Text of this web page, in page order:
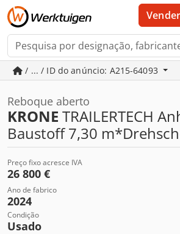
Vender
/ ... / ID do anúncio: A215-64093
Reboque aberto
KRONE TRAILERTECH
Baustoff 7,30
Preço fixo acresce IVA
26 800 €
Ano de fabrico
2024
Condição
Usado